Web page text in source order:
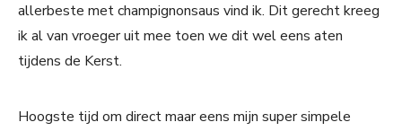
allerbeste met champignonsaus vind ik. Dit gerecht kreeg
ik al van vroeger uit mee toen we dit wel eens aten
tijdens de Kerst.
Hoogste tijd om direct maar eens mijn super simpele